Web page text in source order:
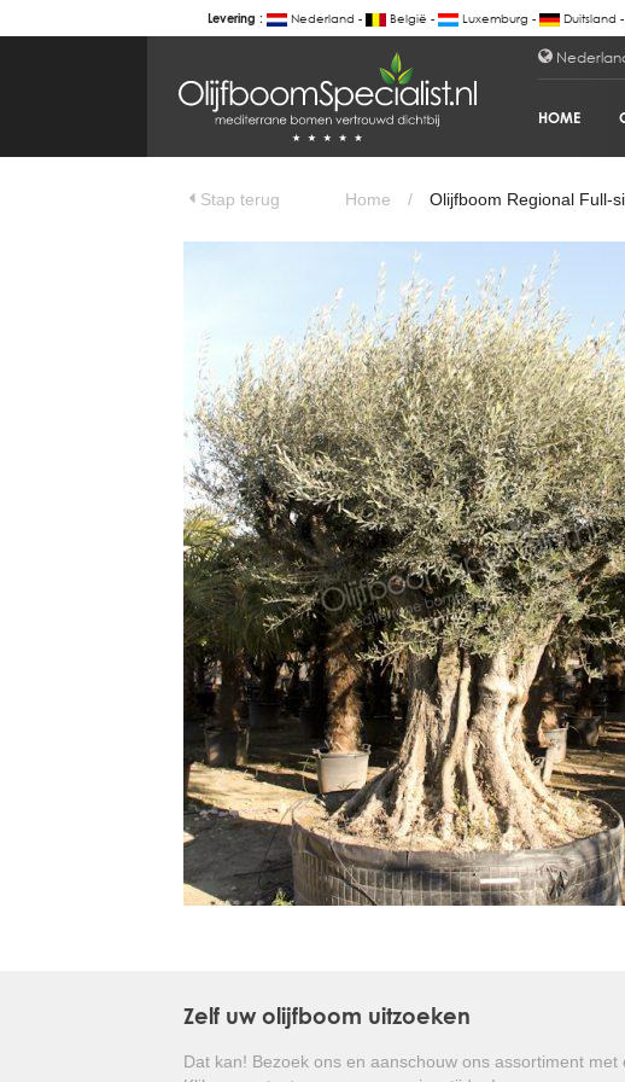
Levering : Nederland - België - Luxemburg - Duitsland -
BOTANICALGROUP
WERKGEBIEDEN & WEBSITES
OLIJFBOOMSPECIALIST.NL
OLIJFBOOMSPECIALIST.BE
BOMEN.NL
GROENBLIJVENDEBOMEN.NL
GROENBLIJVENDEBOMEN.BE
PALMBOMENSPECIALIST.NL
IMMERGRUENEBAEUME.DE
Botanicalgroup
BOTANICALGROUP.EU
BOTANICALGROUP.DE
BOTANICALGROUP.BE
Treesafe
VORSTBESCHERMINGVOORBOMEN.NL
WINTERSCHUTZFUERBAEUME.DE
FROSTPROTECTIONFORTREES.CO.UK
Terracotta
TERRACOTTA.NL
TERRACOTTA.BE
TERRAKOTTA.DE
HOME
Olijfboom Regional Full-size uit Pyreneeën -
Stap terug Home / Olijfboom Regional Full-
Zelf uw olijfboom uitzoeken
Dat kan! Bezoek ons en aanschouw ons assortiment met